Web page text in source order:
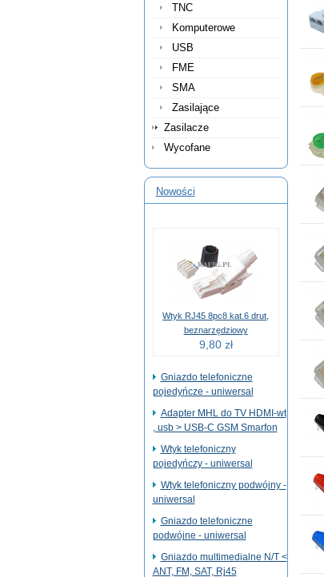
TNC
Komputerowe
USB
FME
SMA
Zasilające
Zasilacze
Wycofane
Nowości
Wtyk RJ45 8pc8 kat.6 drut,
beznarzędziowy
9,80 zł
Gniazdo telefoniczne
pojedyńcze - uniwersal
Adapter MHL do TV HDMI-wt
, usb > USB-C GSM Smarfon
Wtyk telefoniczny
pojedyńczy - uniwersal
Wtyk telefoniczny podwójny -
uniwersal
Gniazdo telefoniczne
podwójne - uniwersal
Gniazdo multimedialne N/T <
ANT, FM, SAT, Rj45